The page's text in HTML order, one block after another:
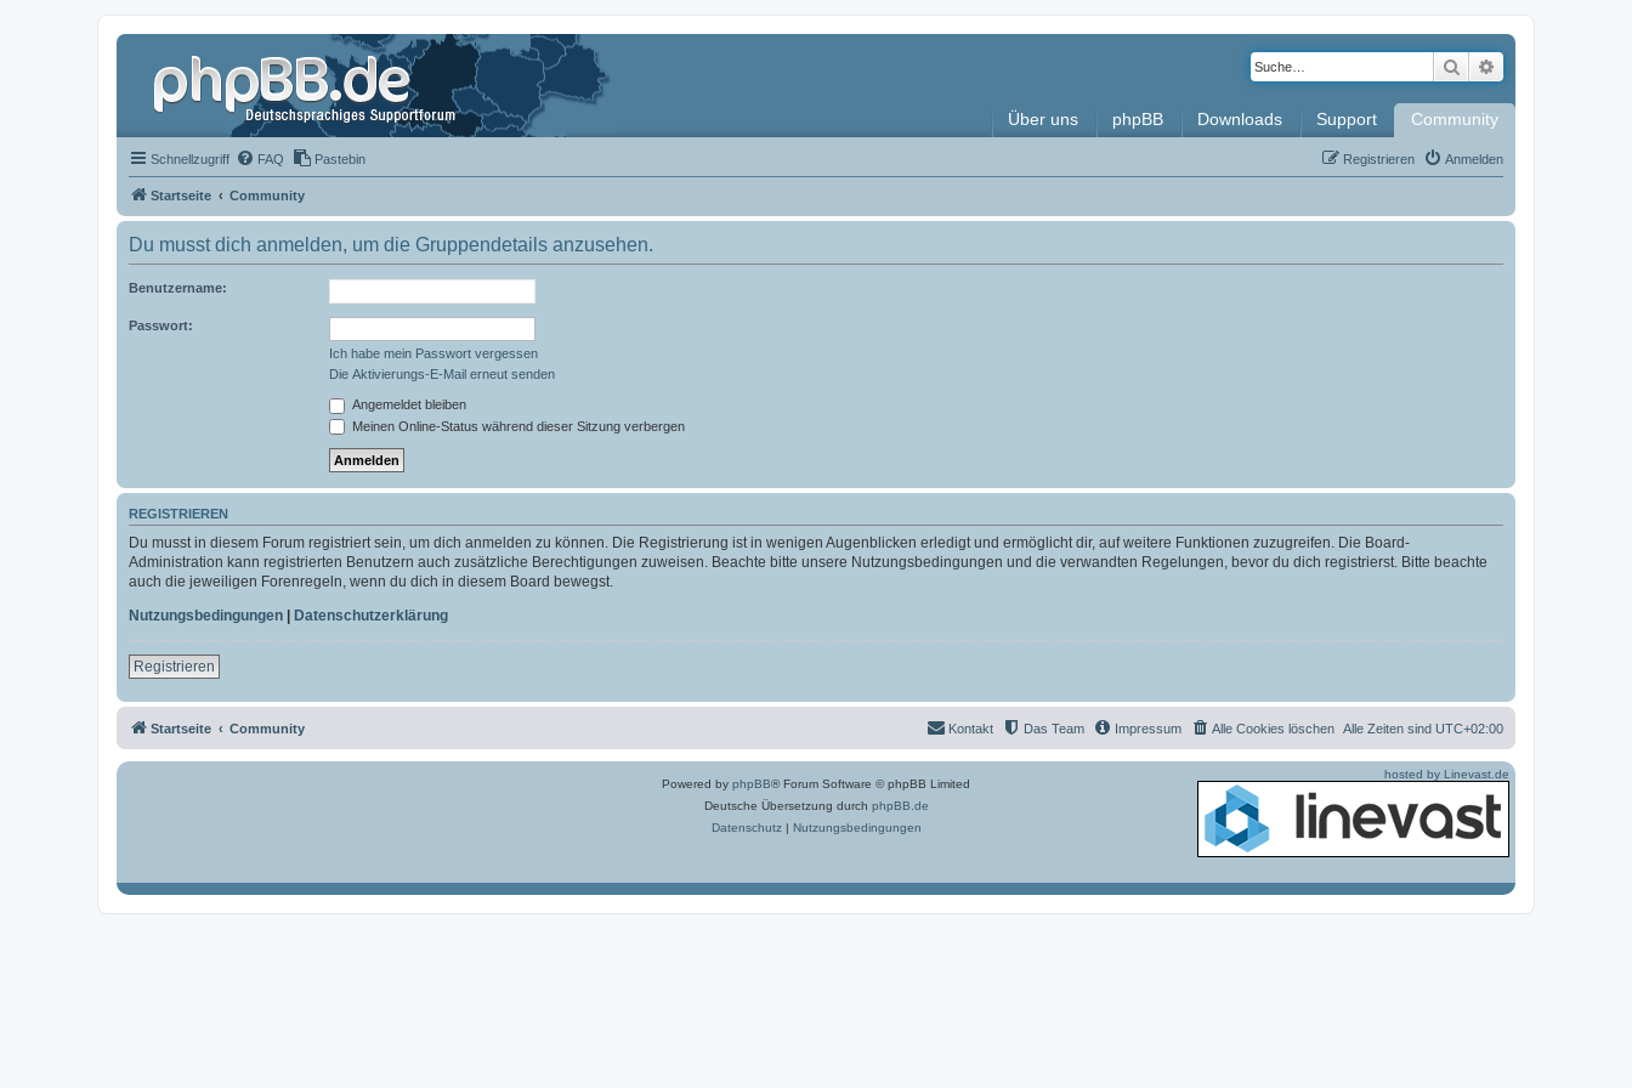
Suche
Über uns phpBB Downloads Support Community
Schnellzugriff FAQ Pastebin Anmelden
Registrieren
Startseite Community
Du musst dich anmelden, um die Gruppendetails anzusehen.
Benutzername:
Passwort:
Ich habe mein Passwort vergessen
Die Aktivierungs-E-Mail erneut senden
Angemeldet bleiben
Meinen Online-Status während dieser Sitzung verbergen
REGISTRIEREN
Du musst in diesem Forum registriert sein, um dich anmelden zu können. Die Registrierung ist in wenigen Augenblicken erledigt und ermöglicht dir, auf weitere Funktionen zuzugreifen. Die Board-
Administration kann registrierten Benutzern auch zusätzliche Berechtigungen zuweisen. Beachte bitte unsere Nutzungsbedingungen und die verwandten Regelungen, bevor du dich registrierst. Bitte beachte
auch die jeweiligen Forenregeln, wenn du dich in diesem Board bewegst.
Nutzungsbedingungen | Datenschutzerklärung
Registrieren
Startseite Community Alle Zeiten sind UTC+02:00
Alle Cookies löschen
Impressum
Das Team
Kontakt
Powered by phpBB® Forum Software © phpBB Limited
Deutsche Übersetzung durch phpBB.de
Datenschutz| Nutzungsbedingungen
hosted by Linevast.de